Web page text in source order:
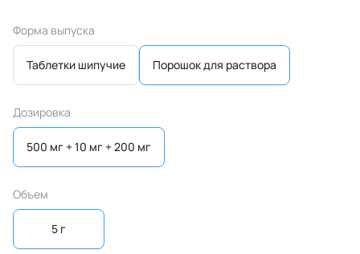
Форма выпуска
Таблетки шипучие Порошок для раствора
Дозировка
500 мг + 10 мг + 200 мг
Объем
5 г